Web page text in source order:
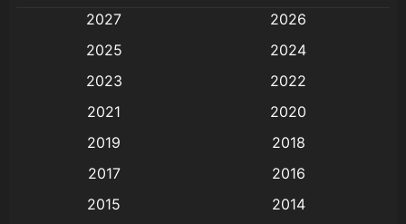
Animation การ์ตูน
Animation อนิเมะ
Animation แอนิเมชัน
2027
2026
2025
2024
2023
2022
2021
2020
2019
2018
2017
2016
2015
2014